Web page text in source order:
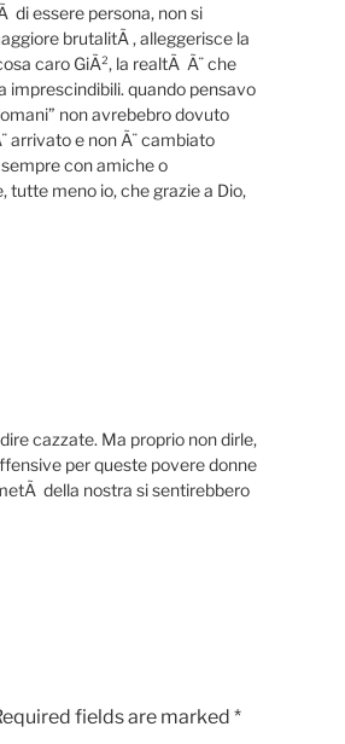
di essere persona, non si
brutalitÃ , alleggerisce la
caro GiÃ², la realtÃ Ã¨ che
imprescindibili. quando pensavo
non avrebebro dovuto
arrivato e non Ã¨ cambiato
con amiche o
meno io, che grazie a Dio,
cazzate. Ma proprio non dirle,
per queste povere donne
della nostra si sentirebbero
fields are marked *